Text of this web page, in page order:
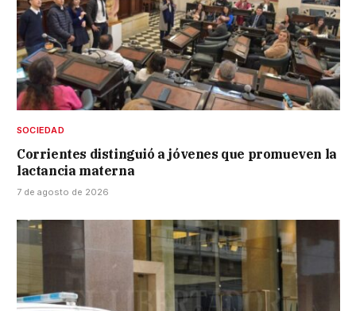
SOCIEDAD
Corrientes distinguió a jóvenes que promueven la
lactancia materna
7 de agosto de 2026